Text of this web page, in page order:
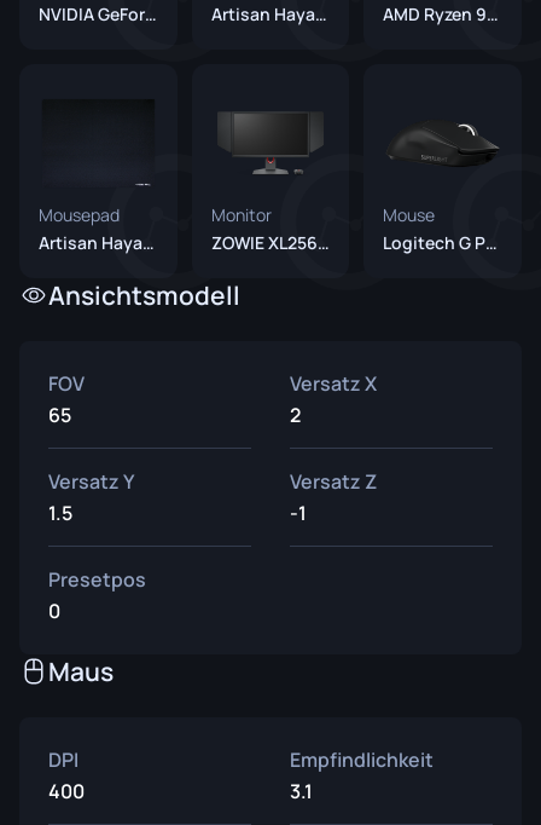
NVIDIA GeForce RTX 3090
Artisan Hayate Otsu XSoft Black
AMD Ryzen 9 5950X
Mousepad
Artisan Hayate Otsu V2 XSoft Black
Monitor
ZOWIE XL2566K
Mouse
Logitech G Pro X Superlight 2 Black
Ansichtsmodell
FOV
65
Versatz X
2
Versatz Y
1.5
Versatz Z
-1
Presetpos
0
Maus
DPI
400
Empfindlichkeit
3.1